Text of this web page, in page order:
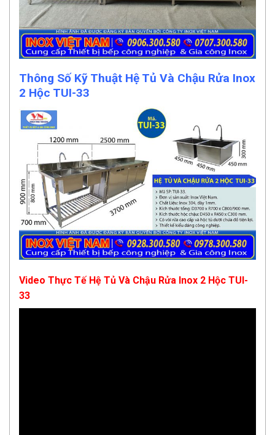
Thông Số Kỹ Thuật Hệ Tủ Và Chậu Rửa Inox
2 Hộc TUI-33
Video Thực Tế Hệ Tủ Và Chậu Rửa Inox 2 Hộc TUI-
33